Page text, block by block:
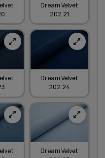
Dream Velvet
202.21
Dream Velvet
202.24
Dream Velvet